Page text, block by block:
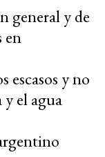
general y de
en
escasos y no
el agua